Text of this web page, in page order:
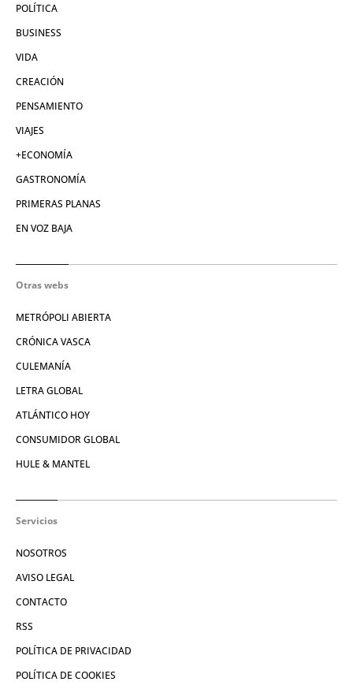
POLÍTICA
BUSINESS
VIDA
CREACIÓN
PENSAMIENTO
VIAJES
+ECONOMÍA
GASTRONOMÍA
PRIMERAS PLANAS
EN VOZ BAJA
Otras webs
METRÓPOLI ABIERTA
CRÓNICA VASCA
CULEMANÍA
LETRA GLOBAL
ATLÁNTICO HOY
CONSUMIDOR GLOBAL
HULE & MANTEL
Servicios
NOSOTROS
AVISO LEGAL
CONTACTO
RSS
POLÍTICA DE PRIVACIDAD
POLÍTICA DE COOKIES